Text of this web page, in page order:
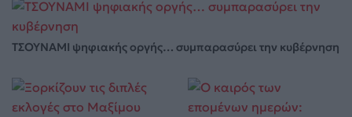
ΤΣΟΥΝΑΜΙ ψηφιακής οργής… συμπαρασύρει την κυβέρνηση